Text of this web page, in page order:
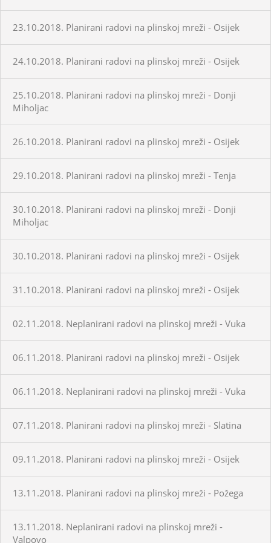
23.10.2018. Planirani radovi na plinskoj mreži - Osijek
24.10.2018. Planirani radovi na plinskoj mreži - Osijek
25.10.2018. Planirani radovi na plinskoj mreži - Donji
Miholjac
26.10.2018. Planirani radovi na plinskoj mreži - Osijek
29.10.2018. Planirani radovi na plinskoj mreži - Tenja
30.10.2018. Planirani radovi na plinskoj mreži - Donji
Miholjac
30.10.2018. Planirani radovi na plinskoj mreži - Osijek
31.10.2018. Planirani radovi na plinskoj mreži - Osijek
02.11.2018. Neplanirani radovi na plinskoj mreži - Vuka
06.11.2018. Planirani radovi na plinskoj mreži - Osijek
06.11.2018. Neplanirani radovi na plinskoj mreži - Vuka
07.11.2018. Planirani radovi na plinskoj mreži - Slatina
09.11.2018. Planirani radovi na plinskoj mreži - Osijek
13.11.2018. Planirani radovi na plinskoj mreži - Požega
13.11.2018. Neplanirani radovi na plinskoj mreži -
Valpovo